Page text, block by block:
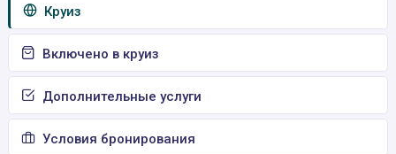
Круиз
Включено в круиз
Дополнительные услуги
Условия бронирования